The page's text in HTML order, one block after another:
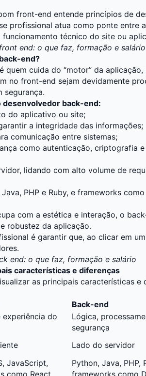
front-end entende princípios de
profissional atua como ponte entre
técnico do site ou
end: o que faz, formação e salário
end?
quem cuida do “motor” da aplicação,
no front-end sejam devidamente
segurança.
desenvolvedor back-end:
do aplicativo ou site;
a integridade das informações;
comunicação entre sistemas;
como autenticação, criptografia
lidando com alto volume de
PHP e Ruby, e frameworks
com a estética e interação, o
robustez da aplicação.
é garantir que, ao clicar em
end: o que faz, formação e salário
características e diferenças
as principais características e
Back-end
experiência do
Lógica,
segurança
Lado do servidor
JavaScript,
como React,
Python, Java, PHP,
frameworks como